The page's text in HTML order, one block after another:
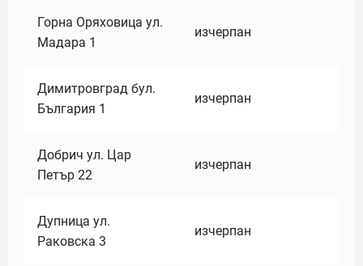
Горна Оряховица ул.
Мадара 1
изчерпан
Димитровград бул.
България 1
изчерпан
Добрич ул. Цар
Петър 22
изчерпан
Дупница ул.
Раковска 3
изчерпан